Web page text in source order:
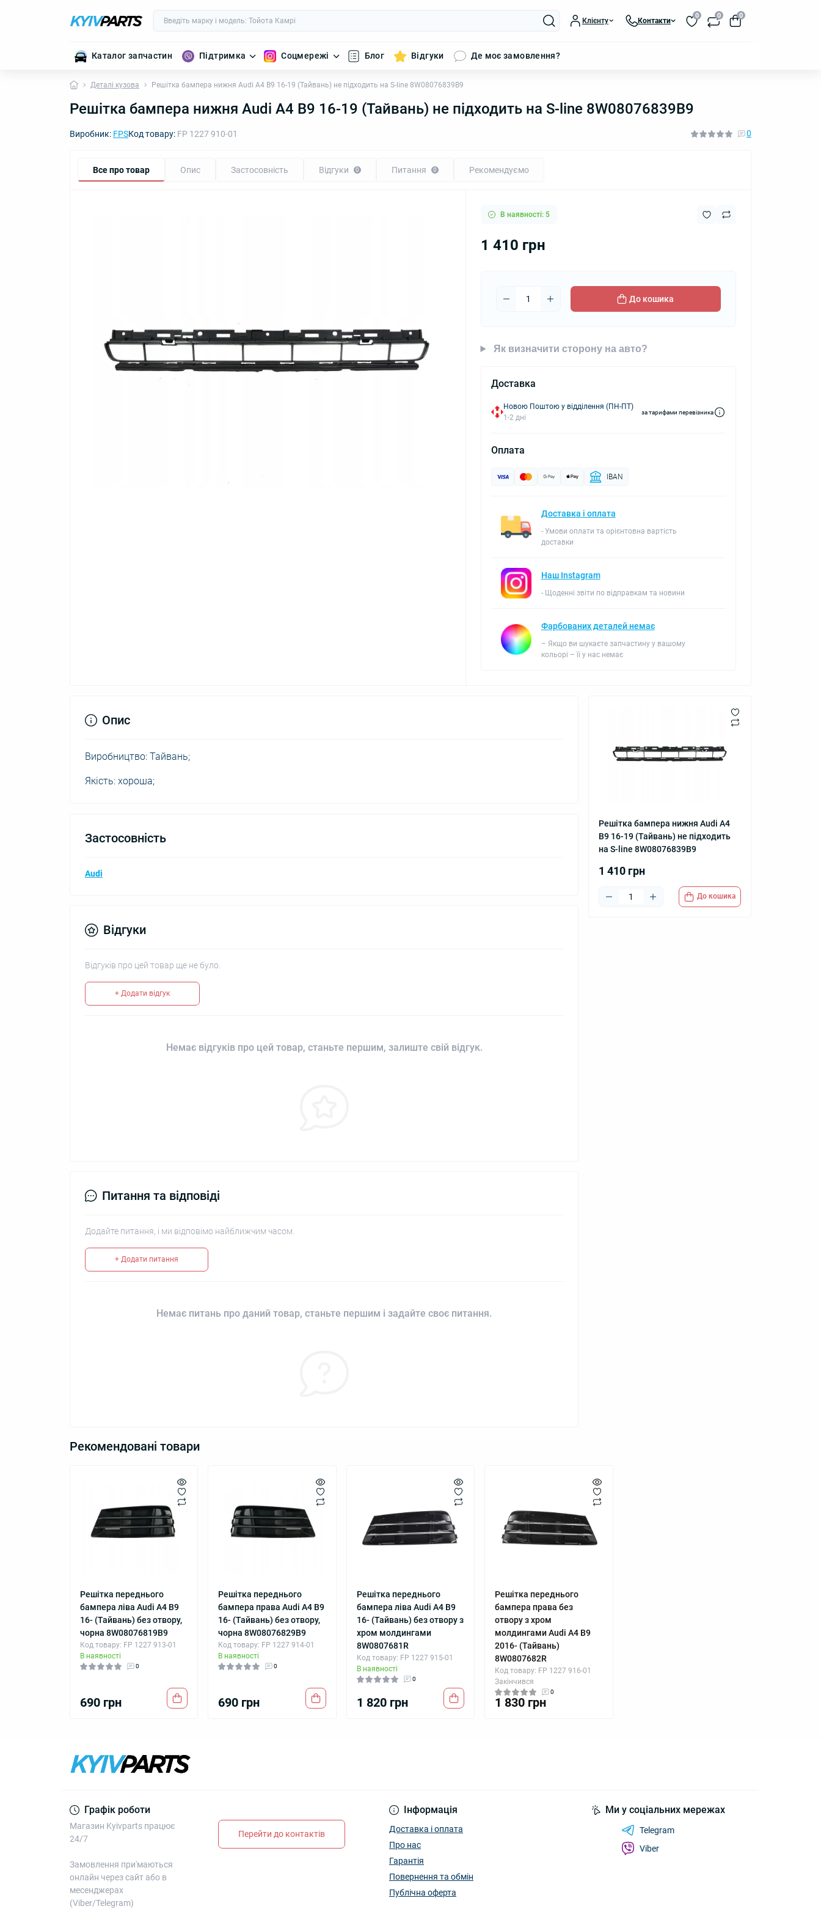
Клієнту Контакти
0 0 0
Каталог запчастин Підтримка Соцмережі Блог Відгуки Де моє замовлення?
Деталі кузова Решітка бампера нижня Audi A4 B9 16-19 (Тайвань) не підходить на S-line 8W08076839B9
Решітка бампера нижня Audi A4 B9 16-19 (Тайвань) не підходить на S-line 8W08076839B9
Виробник: FPSКод товару: FP 1227 910-01 0
Все про товар Опис Застосовність Відгуки 0 Питання 0 Рекомендуємо
В наявності: 5
1 410 грн
До кошика
Як визначити сторону на авто?
Доставка
Новою Поштою у відділення (ПН-ПТ)
1-2 дні
за тарифами перевізника
Оплата
IBAN
Доставка і оплата
- Умови оплати та орієнтовна вартість
доставки
Наш Instagram
- Щоденні звіти по відправкам та новини
Фарбованих деталей немає
– Якщо ви шукаєте запчастину у вашому
кольорі – її у нас немає
Решітка бампера нижня Audi A4
B9 16-19 (Тайвань) не підходить
на S-line 8W08076839B9
1 410 грн
До кошика
Опис
Виробництво: Тайвань;
Якість: хороша;
Застосовність
Audi
Відгуки
Відгуків про цей товар ще не було.
+ Додати відгук
Немає відгуків про цей товар, станьте першим, залиште свій відгук.
Питання та відповіді
Додайте питання, і ми відповімо найближчим часом.
+ Додати питання
Немає питань про даний товар, станьте першим і задайте своє питання.
Рекомендовані товари
Решітка переднього
бампера ліва Audi A4 B9
16- (Тайвань) без отвору,
чорна 8W08076819B9
Код товару: FP 1227 913-01
В наявності
0
690 грн
Решітка переднього
бампера права Audi A4 B9
16- (Тайвань) без отвору,
чорна 8W08076829B9
Код товару: FP 1227 914-01
В наявності
0
690 грн
Решітка переднього
бампера ліва Audi A4 B9
16- (Тайвань) без отвору з
хром молдингами
8W0807681R
Код товару: FP 1227 915-01
В наявності
0
1 820 грн
Решітка переднього
бампера права без
отвору з хром
молдингами Audi A4 B9
2016- (Тайвань)
8W0807682R
Код товару: FP 1227 916-01
Закінчився
0
1 830 грн
Графік роботи
Магазин Kyivparts працює
24/7
Замовлення при'маються
онлайн через сайт або в
месенджерах
(Viber/Telegram)
Перейти до контактів
Інформація
Доставка і оплата
Про нас
Гарантія
Повернення та обмін
Публічна оферта
Ми у соціальних мережах
Telegram
Viber